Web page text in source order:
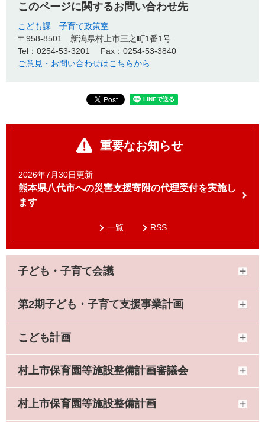
このページに関するお問い合わせ先
こども課
子育て政策室
〒958-8501
新潟県村上市三之町1番1号
Tel：0254-53-3201
Fax：0254-53-3840
ご意見・お問い合わせはこちらから
重要なお知らせ
2026年7月30日更新
熊本県八代市への災害支援寄附の代理受付を実施し
ます
一覧 RSS
子ども・子育て会議
第2期子ども・子育て支援事業計画
こども計画
村上市保育園等施設整備計画審議会
村上市保育園等施設整備計画